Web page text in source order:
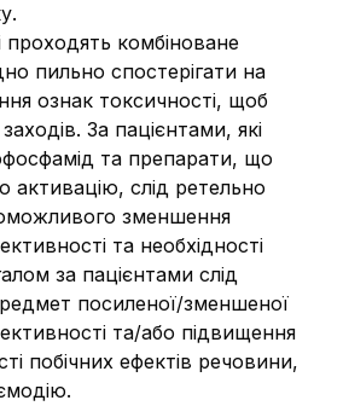
проходять комбіноване
пильно спостерігати на
ознак токсичності, щоб
За пацієнтами, які
та препарати, що
активацію, слід ретельно
зменшення
та необхідності
за пацієнтами слід
посиленої/зменшеної
та/або підвищення
побічних ефектів речовини,